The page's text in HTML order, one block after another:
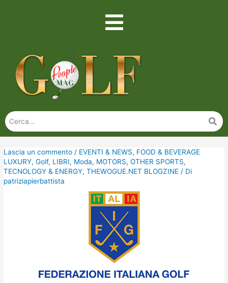
Lascia un commento / EVENTI & NEWS, FOOD & BEVERAGE
LUXURY,Golf, LIBRI, Moda, MOTORS,OTHER SPORTS,
TECNOLOGY & ENERGY,THEWOGUE.NET BLOGZINE / Di
patriziapierbattista